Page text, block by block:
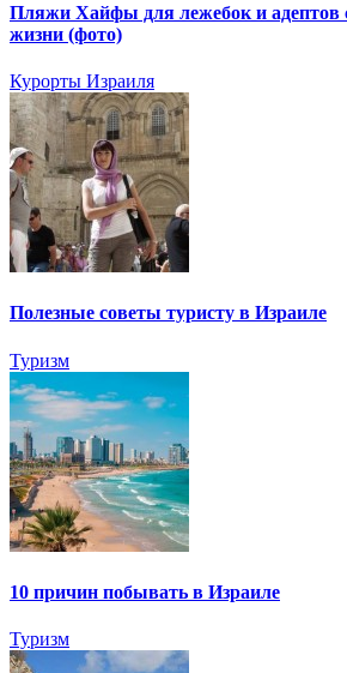
Пляжи Хайфы для лежебок и адептов
жизни (фото)
Курорты Израиля
Полезные советы туристу в Израиле
Туризм
10 причин побывать в Израиле
Туризм